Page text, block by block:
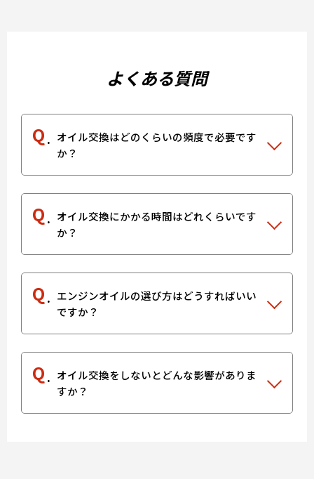
よくある質問
Q
オイル交換はどのくらいの頻度で必要です
か？
Q
オイル交換にかかる時間はどれくらいです
か？
Q
エンジンオイルの選び方はどうすればいい
ですか？
Q
オイル交換をしないとどんな影響がありま
すか？